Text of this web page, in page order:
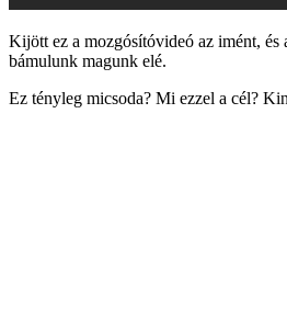
Kijött ez a mozgósítóvideó az imént, és
bámulunk magunk elé.
Ez tényleg micsoda? Mi ezzel a cél?